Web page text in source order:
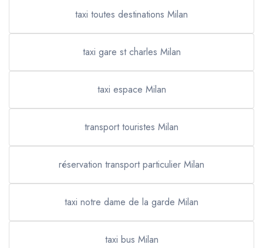
taxi toutes destinations Milan
taxi gare st charles Milan
taxi espace Milan
transport touristes Milan
réservation transport particulier Milan
taxi notre dame de la garde Milan
taxi bus Milan